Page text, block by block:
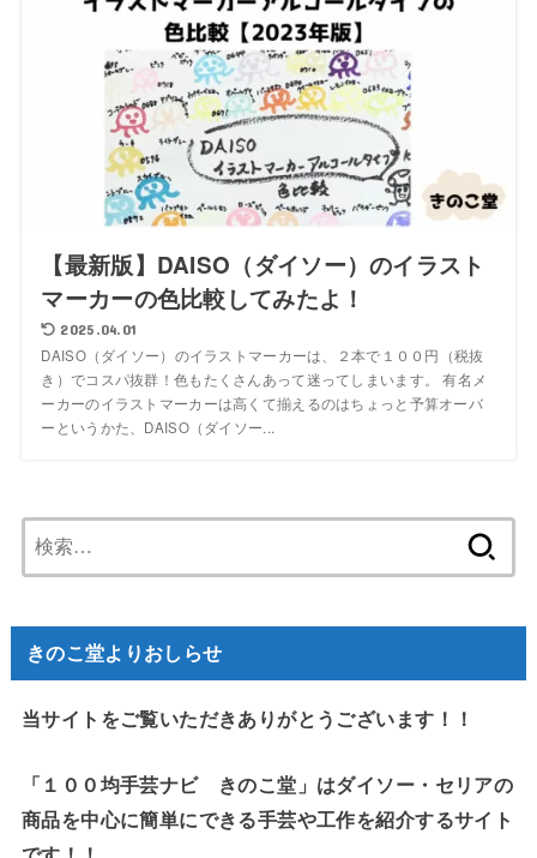
【最新版】DAISO（ダイソー）のイラスト
マーカーの色比較してみたよ！
2025.04.01
DAISO（ダイソー）のイラストマーカーは、２本で１００円（税抜
き）でコスパ抜群！色もたくさんあって迷ってしまいます。 有名メ
ーカーのイラストマーカーは高くて揃えるのはちょっと予算オーバ
ーというかた、DAISO（ダイソー...
索:
きのこ堂よりおしらせ
当サイトをご覧いただきありがとうございます！！
「１００均手芸ナビ きのこ堂」はダイソー・セリアの
商品を中心に簡単にできる手芸や工作を紹介するサイト